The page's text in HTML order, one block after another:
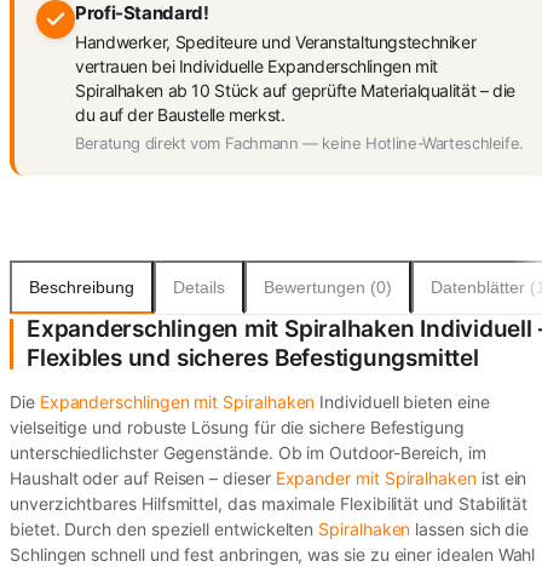
Profi-Standard!
Handwerker, Spediteure und Veranstaltungstechniker
vertrauen bei Individuelle Expanderschlingen mit
Spiralhaken ab 10 Stück auf geprüfte Materialqualität – die
du auf der Baustelle merkst.
Beratung direkt vom Fachmann — keine Hotline-Warteschleife.
Beschreibung Details Bewertungen (0) Datenblätter
Expanderschlingen mit Spiralhaken Individuell
Flexibles und sicheres Befestigungsmittel
Die Expanderschlingen mit Spiralhaken Individuell bieten eine
vielseitige und robuste Lösung für die sichere Befestigung
unterschiedlichster Gegenstände. Ob im Outdoor-Bereich, im
Haushalt oder auf Reisen – dieser Expander mit Spiralhakenist ein
unverzichtbares Hilfsmittel, das maximale Flexibilität und Stabilität
bietet. Durch den speziell entwickelten Spiralhaken lassen sich die
Schlingen schnell und fest anbringen, was sie zu einer idealen Wahl